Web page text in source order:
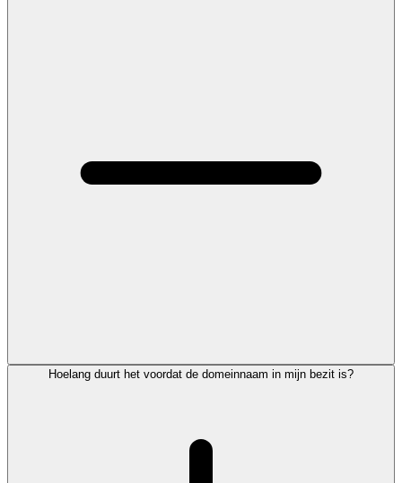
Hoelang duurt het voordat de domeinnaam in mijn bezit is?